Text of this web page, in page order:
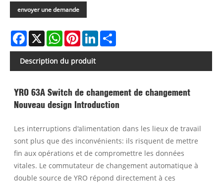
envoyer une demande
Facebook
X WhatsAppPinterestLinkedIn
Description du produit
YRO 63A Switch de changement de changement
Nouveau design Introduction
Les interruptions d'alimentation dans les lieux de travail
sont plus que des inconvénients: ils risquent de mettre
fin aux opérations et de compromettre les données
vitales. Le commutateur de changement automatique à
double source de YRO répond directement à ces